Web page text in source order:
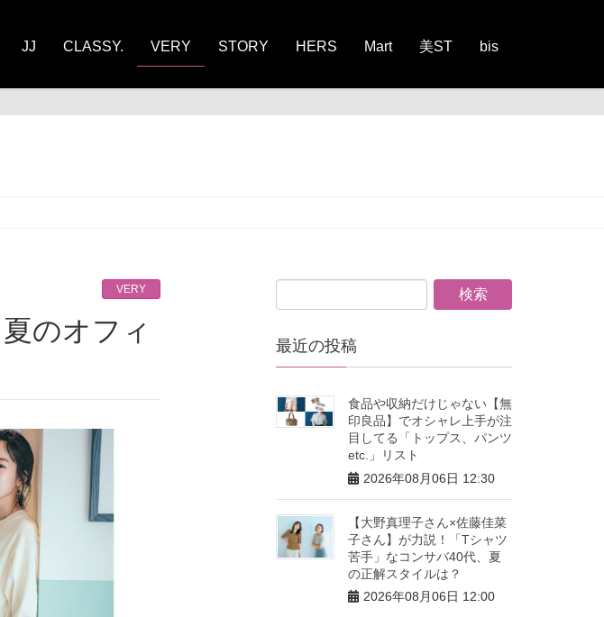
JJ CLASSY. VERY STORY HERS Mart 美ST bis
VERY
最近の投稿
食品や収納だけじゃない【無
印良品】でオシャレ上手が注
目してる「トップス、パンツ
etc.」リスト
2026年08月06日 12:30
【大野真理子さん×佐藤佳菜
子さん】が力説！「Tシャツ
苦手」なコンサバ40代、夏
の正解スタイルは？
2026年08月06日 12:00